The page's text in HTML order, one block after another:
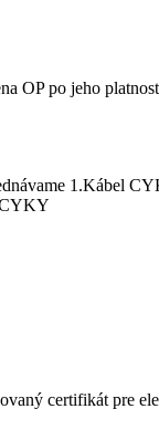
OP po jeho
1.Kábel
CYKY
certifikát pre